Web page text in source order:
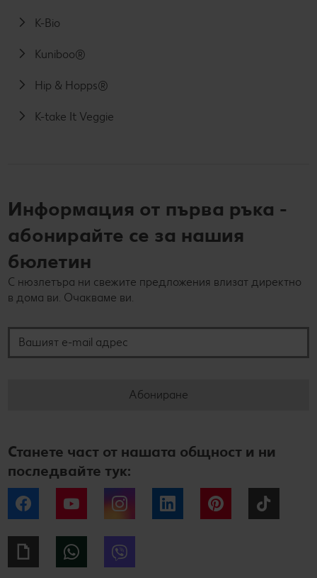
K-Bio
Kuniboo®
Hip & Hopps®
K-take It Veggie
Информация от първа ръка -
абонирайте се за нашия
бюлетин
С нюзлетъра ни свежите предложения влизат директно
в дома ви. Очакваме ви.
Абониране
Станете част от нашата общност и ни
последвайте тук:
Facebook YouTube Instagram LinkedIn Pinterest
Giphy WhatsApp